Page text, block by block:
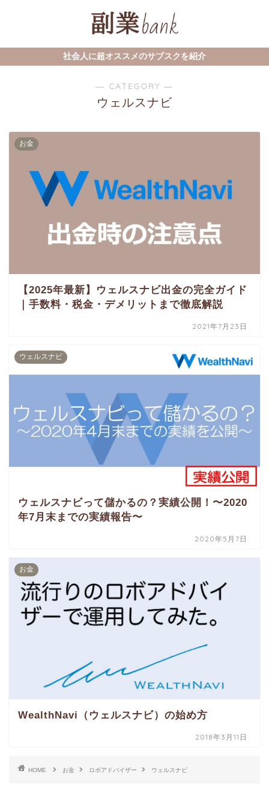
社会人に超オススメのサブスクを紹介
― CATEGORY ―
ウェルスナビ
お金
【2025年最新】ウェルスナビ出金の完全ガイド
｜手数料・税金・デメリットまで徹底解説
2021年7月23日
ウェルスナビ
ウェルスナビって儲かるの？実績公開！〜2020
年7月末までの実績報告〜
2020年5月7日
お金
WealthNavi（ウェルスナビ）の始め方
2018年3月11日
HOME お金 ロボアドバイザー ウェルスナビ